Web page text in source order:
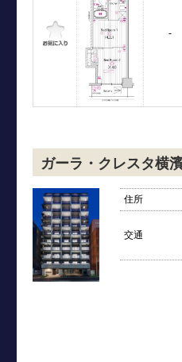
-
ガーラ・クレスタ横
住所
交通